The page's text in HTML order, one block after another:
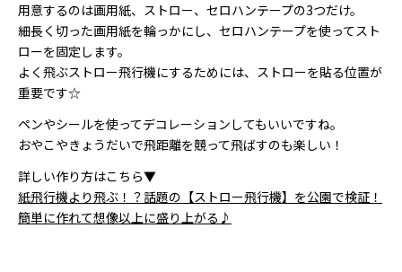
用意するのは画用紙、ストロー、セロハンテープの3つだけ。
細長く切った画用紙を輪っかにし、セロハンテープを使ってスト
ローを固定します。
よく飛ぶストロー飛行機にするためには、ストローを貼る位置が
重要です☆
ペンやシールを使ってデコレーションしてもいいですね。
おやこやきょうだいで飛距離を競って飛ばすのも楽しい！
詳しい作り方はこちら▼
紙飛行機より飛ぶ！？話題の【ストロー飛行機】を公園で検証！
簡単に作れて想像以上に盛り上がる♪